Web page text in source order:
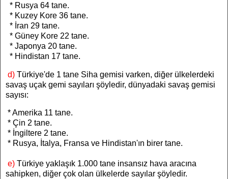
* Rusya 64 tane.
* Kuzey Kore 36 tane.
* İran 29 tane.
* Güney Kore 22 tane.
* Japonya 20 tane.
* Hindistan 17 tane.
d) Türkiye'de 1 tane Siha gemisi varken, diğer ülkelerdeki
savaş uçak gemi sayıları şöyledir, dünyadaki savaş gemisi
sayısı:
* Amerika 11 tane.
* Çin 2 tane.
* İngiltere 2 tane.
* Rusya, İtalya, Fransa ve Hindistan'ın birer tane.
e) Türkiye yaklaşık 1.000 tane insansız hava aracına
sahipken, diğer çok olan ülkelerde sayılar şöyledir.